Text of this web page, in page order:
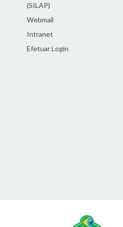
(SILAP)
Webmail
Intranet
Efetuar Login